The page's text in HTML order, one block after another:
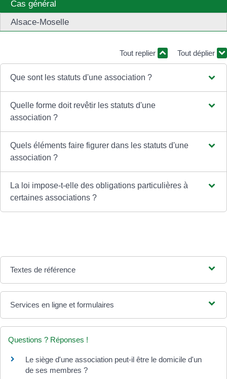
Cas général
Alsace-Moselle
Tout replier Tout déplier
Que sont les statuts d'une association ?
Quelle forme doit revêtir les statuts d'une
association ?
Quels éléments faire figurer dans les statuts d'une
association ?
La loi impose-t-elle des obligations particulières à
certaines associations ?
Textes de référence
Services en ligne et formulaires
Questions ? Réponses !
Le siège d'une association peut-il être le domicile d'un
de ses membres ?